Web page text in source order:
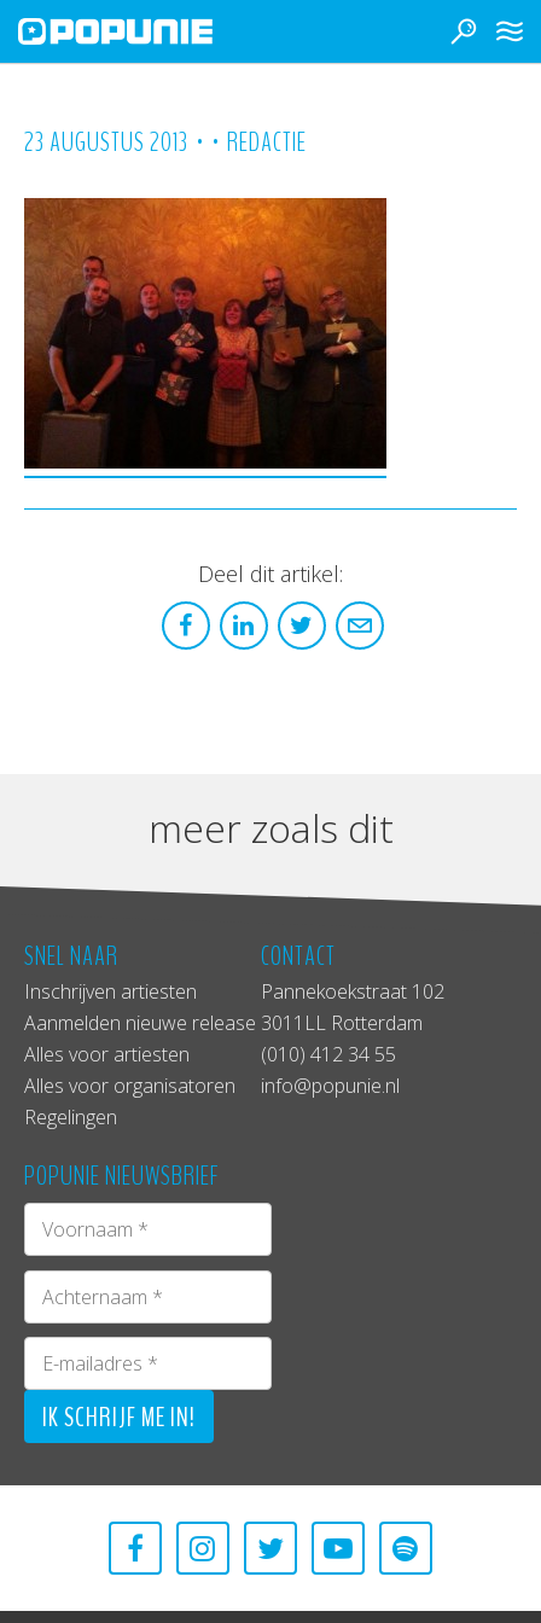
23 AUGUSTUS 2013 • • REDACTIE
Deel dit artikel:
meer zoals dit
SNEL NAAR
Inschrijven artiesten
Aanmelden nieuwe release
Alles voor artiesten
Alles voor organisatoren
Regelingen
CONTACT
Pannekoekstraat 102
3011LL Rotterdam
(010) 412 34 55
info@popunie.nl
POPUNIE NIEUWSBRIEF